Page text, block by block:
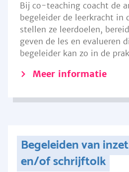
Bij co-teaching coacht de
begeleider de leerkracht in
stellen ze leerdoelen,
geven de les en evalueren
begeleider kan zo in de
Meer informatie
Begeleiden van
en/of schrijftolk